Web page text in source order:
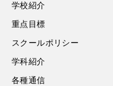
学校紹介
重点目標
スクールポリシー
学科紹介
各種通信